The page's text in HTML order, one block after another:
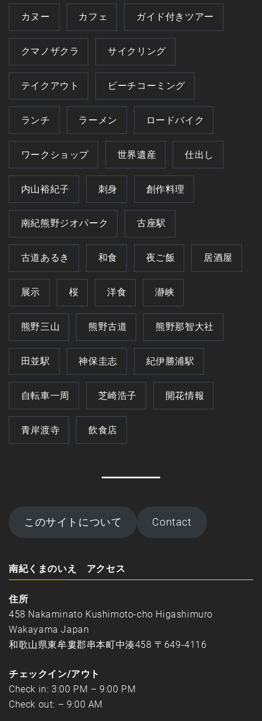
カヌー カフェ ガイド付きツアー
クマノザクラ サイクリング
テイクアウト ビーチコーミング
ランチ ラーメン ロードバイク
ワークショップ 世界遺産 仕出し
内山裕紀子 刺身 創作料理
南紀熊野ジオパーク 古座駅
古道あるき 和食 夜ご飯 居酒屋
展示 桜 洋食 瀞峡
熊野三山 熊野古道 熊野那智大社
田並駅 神保圭志 紀伊勝浦駅
自転車一周 芝崎浩子 開花情報
青岸渡寺 飲食店
このサイトについて Contact
南紀くまのいえ アクセス
住所
458 Nakaminato Kushimoto-cho Higashimuro
Wakayama Japan
和歌山県東牟婁郡串本町中湊458 〒649-4116
チェックイン/アウト
Check in: 3:00 PM – 9:00 PM
Check out: – 9:00 AM